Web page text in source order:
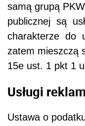
samą grupą
publicznej są
charakterze do
zatem mieszczą
15e ust. 1 pkt 1
Usługi
Ustawa o